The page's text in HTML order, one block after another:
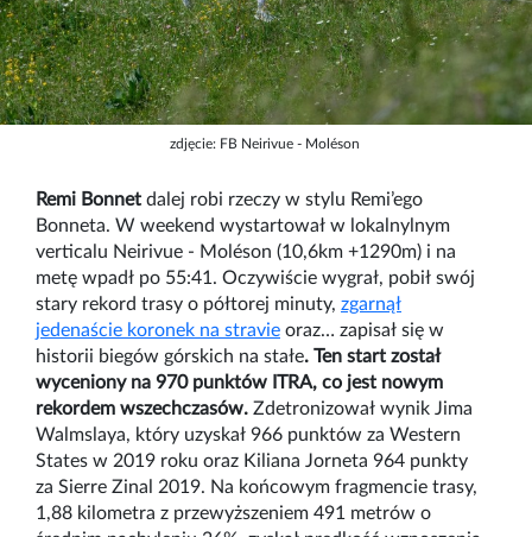
zdjęcie: FB Neirivue - Moléson
Remi Bonnet dalej robi rzeczy w stylu Remi’ego
Bonneta. W weekend wystartował w lokalnylnym
verticalu Neirivue - Moléson (10,6km +1290m) i na
metę wpadł po 55:41. Oczywiście wygrał, pobił swój
stary rekord trasy o półtorej minuty, zgarnął
jedenaście koronek na stravie oraz… zapisał się w
historii biegów górskich na stałe. Ten start został
wyceniony na 970 punktów ITRA, co jest nowym
rekordem wszechczasów. Zdetronizował wynik Jima
Walmslaya, który uzyskał 966 punktów za Western
States w 2019 roku oraz Kiliana Jorneta 964 punkty
za Sierre Zinal 2019. Na końcowym fragmencie trasy,
1,88 kilometra z przewyższeniem 491 metrów o